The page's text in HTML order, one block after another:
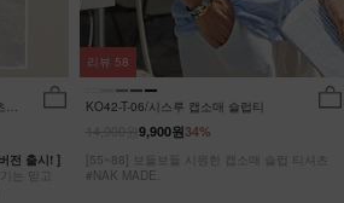
전 출시! ]
KO42-T-06/시스루 캡소매 슬럽티
34%
9,900원
[55~88] 보들보들 시원한 캡소매 슬럽 티셔츠
#NAK MADE.
리뷰 58